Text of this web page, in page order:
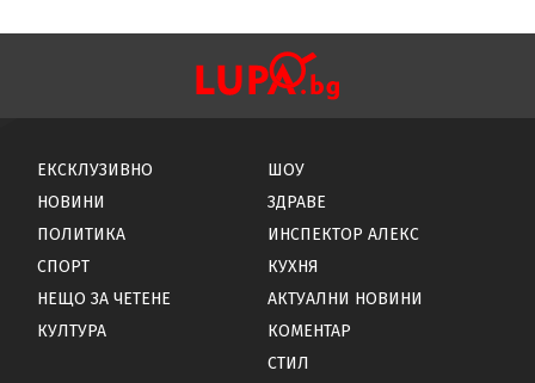
ЕКСКЛУЗИВНО
НОВИНИ
ПОЛИТИКА
СПОРТ
НЕЩО ЗА ЧЕТЕНЕ
КУЛТУРА
ШОУ
ЗДРАВЕ
ИНСПЕКТОР АЛЕКС
КУХНЯ
АКТУАЛНИ НОВИНИ
КОМЕНТАР
СТИЛ